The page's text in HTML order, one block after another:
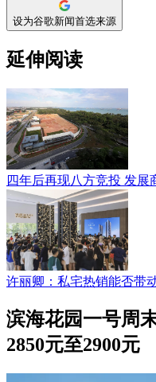
设为谷歌新闻首选来源
延伸阅读
四年后再现八方竞投 发展
许丽卿：私宅热销能否带
滨海花园一号周
2850元至2900元